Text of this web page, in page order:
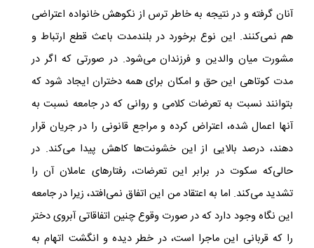
آنان گرفته و در نتیجه به خاطر ترس از نکوهش خانواده اعتراضی
هم نمی‌کنند. این نوع برخورد در بلندمدت باعث قطع ارتباط و
مشورت میان والدین و فرزندان می‌شود. در صورتی که اگر در
مدت کوتاهی این حق و امکان برای همه دختران ایجاد شود که
بتوانند نسبت به تعرضات کلامی ‌و روانی که در جامعه نسبت به
آنها اعمال شده، اعتراض کرده و مراجع قانونی را در جریان قرار
دهند، درصد بالایی از این خشونت‌ها کاهش پیدا می‌کند. در
حالی‌که سکوت در برابر این تعرضات، رفتارهای عاملان آن را
تشدید می‌کند. اما به اعتقاد من این اتفاق نمی‌افتد، زیرا در جامعه
این نگاه ‌وجود دارد که در صورت وقوع چنین اتفاقاتی آبروی دختر
را که قربانی این ماجرا است، در خطر دیده و انگشت اتهام به